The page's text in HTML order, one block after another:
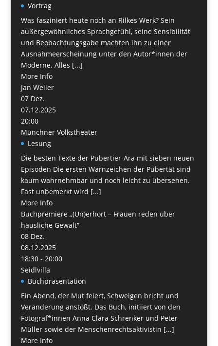
Vortrag
Was fasziniert heute noch an Rilkes Werk? Sein
außergewöhnliches Sprachgefühl, seine Sensibilität
und Beobachtungsgabe machten ihn zu einer
Ausnahmeerscheinung unter den Autor*innen der
Moderne. Alles [...]
More Info
Jan Weiler
07 Dez.
07.12.2025
20:00
Münchner Volkstheater
Lesung
Die besten Texte der Pubertier-Ära mit sieben neuen
Episoden Die ersten Warnzeichen der Pubertät sind
kaum wahrnehmbar und noch leicht zu übersehen.
Fast unbemerkt wird [...]
More Info
Buchpremiere „(Un)erhört – Frauen reden über
häusliche Gewalt“
08 Dez.
08.12.2025
18:30 - 20:00
Seidlvilla
Buchpräsentation
Ein Abend, der Mut feiert, Schweigen bricht und
Veränderung anstößt. Das Buch, initiiert von den
Fotograf*innen Anna Clara Schrenker und Peter
Müller sowie der Menschenrechtsaktivistin [...]
More Info